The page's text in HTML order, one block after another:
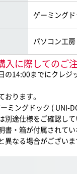
ゲーミングド
パソコン工房
入に際してのご
14:00までにクレジ
ります。
ングドック ( UNI-
途仕様をご確認して
・箱が付属されてい
なる場合がございま